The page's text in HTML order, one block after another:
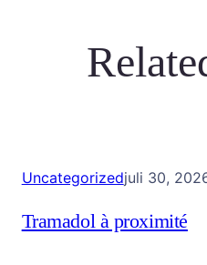
Uncategorizedjuli 30,
Tramadol à proximité